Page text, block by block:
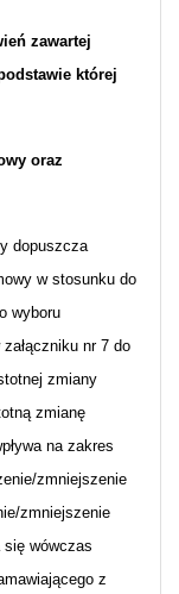
zawartej
której
oraz
dopuszcza
w stosunku do
wyboru
nr 7 do
zmiany
zmianę
na zakres
zmniejszenie
zmniejszenie
wówczas
z